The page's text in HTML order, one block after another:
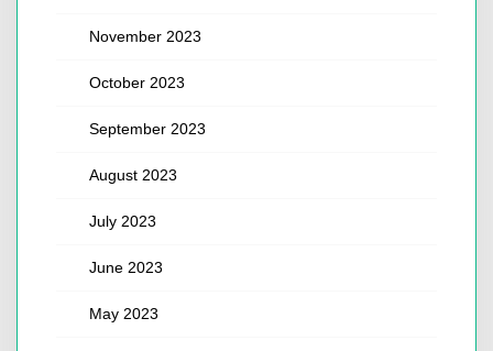
November 2023
October 2023
September 2023
August 2023
July 2023
June 2023
May 2023